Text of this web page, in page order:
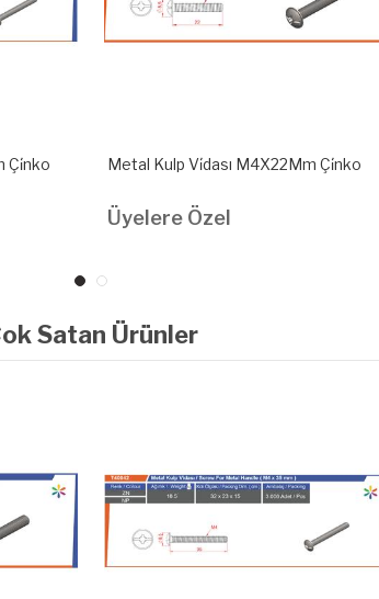
Çi̇nko Metal Kulp Vi̇dası M4X22Mm Çi̇nko
Üyelere Özel
Satan Ürünler